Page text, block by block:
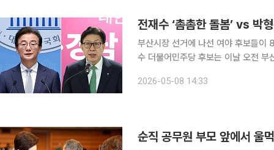
전재수 ‘촘촘한 돌봄’ vs 박
부산시장 선거에 나선 여야 후보들이 8
수 더불어민주당 후보는 이날 오전 부
몸 바치신 분들의 남은 삶이 더는 고
2026-05-08 14:33
순직 공무원 부모 앞에서 울